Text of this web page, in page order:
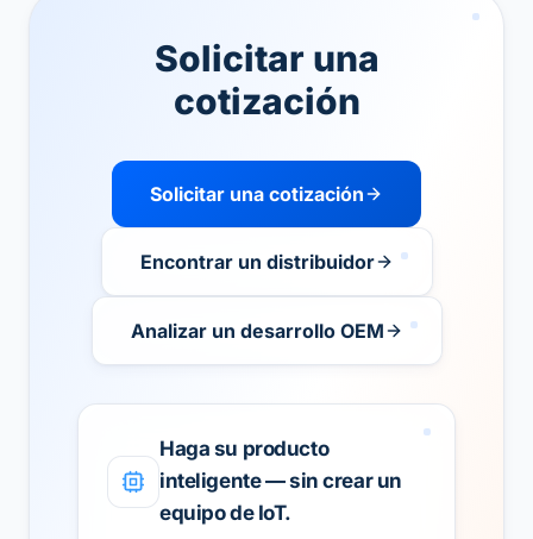
Solicitar una
cotización
Solicitar una cotización
Encontrar un distribuidor
Analizar un desarrollo OEM
Haga su producto
inteligente — sin crear un
equipo de IoT.